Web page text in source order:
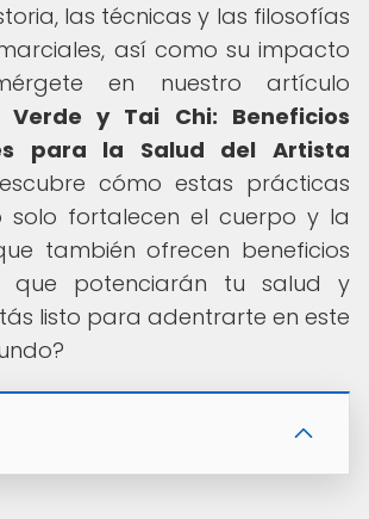
las técnicas y las filosofías
así como su impacto
en nuestro artículo
Verde y Tai Chi: Beneficios
para la Salud del Artista
cómo estas prácticas
solo fortalecen el cuerpo y la
también ofrecen beneficios
que potenciarán tu salud y
listo para adentrarte en este